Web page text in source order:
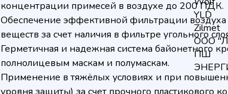
YLD
Zilmet
ООО
ПШ
концентрации примесей в воздухе до 200 ПДК.
Обеспечение эффективной фильтрации
веществ за счет наличия в фильтре угольного
Герметичная и надежная система байонетного
полнолицевым маскам и полумаскам.
Применение в тяжёлых условиях и при